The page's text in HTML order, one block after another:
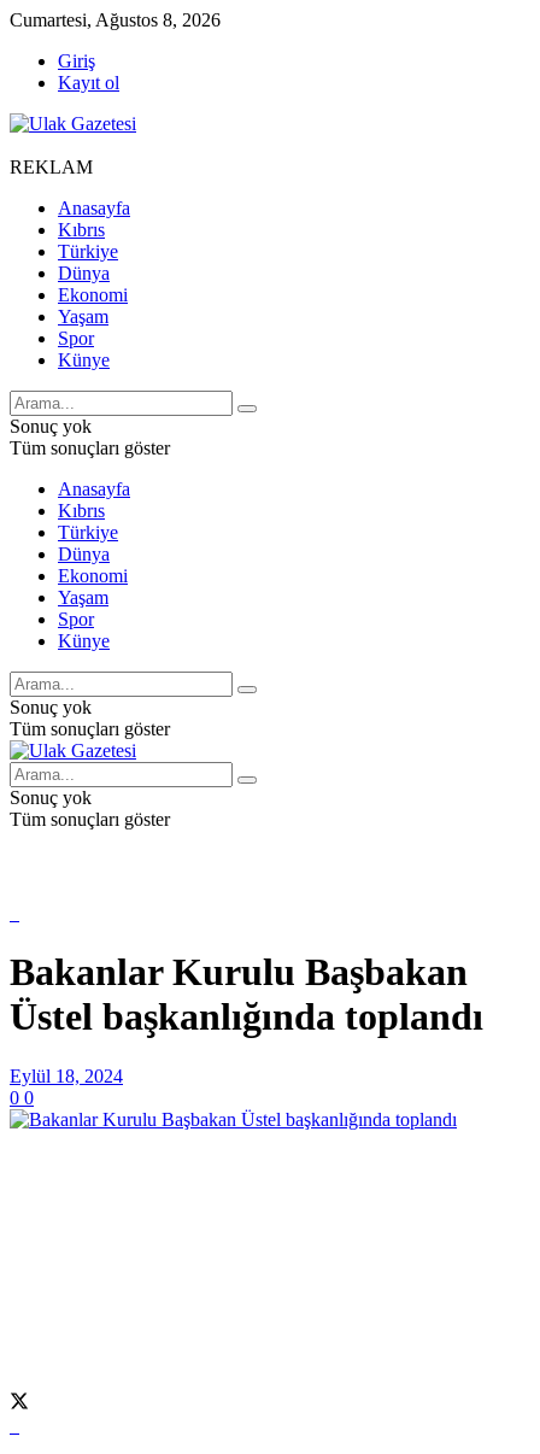
Cumartesi, Ağustos 8, 2026
Giriş
Kayıt ol
REKLAM
Anasayfa
Kıbrıs
Türkiye
Dünya
Ekonomi
Yaşam
Spor
Künye
Sonuç yok
Tüm sonuçları göster
Anasayfa
Kıbrıs
Türkiye
Dünya
Ekonomi
Yaşam
Spor
Künye
Sonuç yok
Tüm sonuçları göster
Sonuç yok
Tüm sonuçları göster
Bakanlar Kurulu Başbakan
Üstel başkanlığında toplandı
Eylül 18, 2024
0 0